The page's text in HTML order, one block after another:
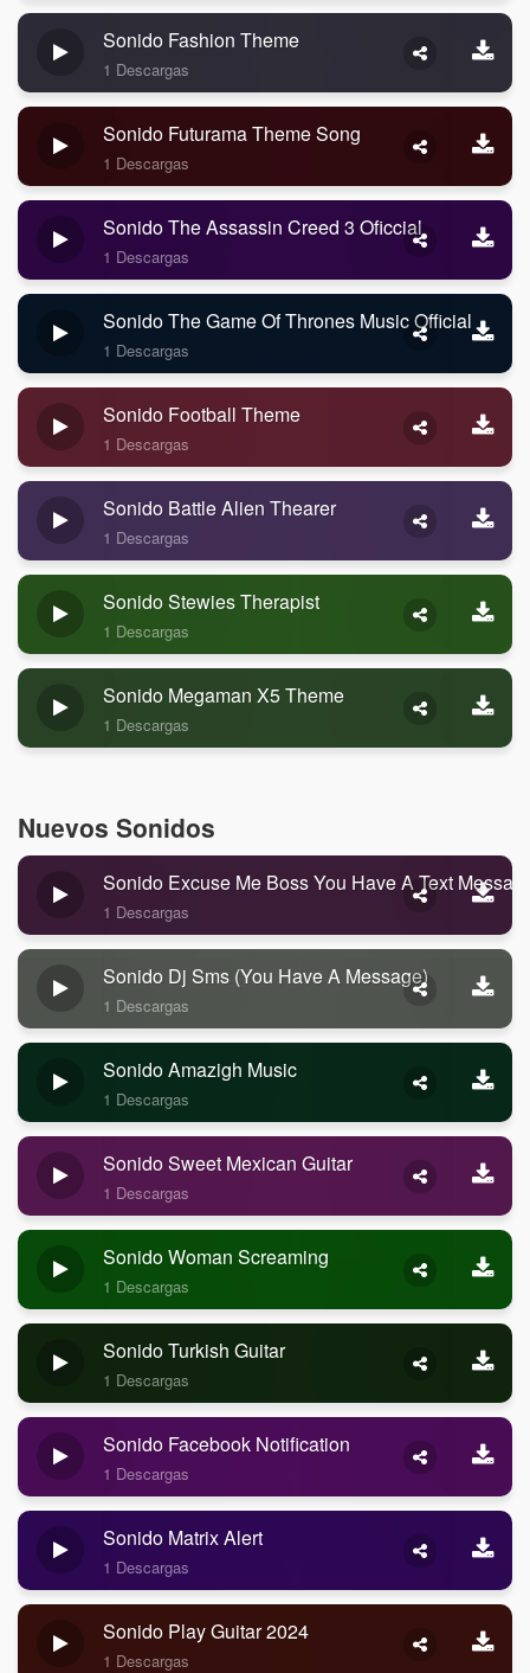
Sonido Fashion Theme
1 Descargas
Sonido Futurama Theme Song
1 Descargas
Sonido The Assassin Creed 3 Oficcial
1 Descargas
Sonido The Game Of Thrones Music Official
1 Descargas
Sonido Football Theme
1 Descargas
Sonido Battle Alien Thearer
1 Descargas
Sonido Stewies Therapist
1 Descargas
Sonido Megaman X5 Theme
1 Descargas
Nuevos Sonidos
Sonido Excuse Me Boss You Have A Text
1 Descargas
Sonido Dj Sms (you Have A Message)
1 Descargas
Sonido Amazigh Music
1 Descargas
Sonido Sweet Mexican Guitar
1 Descargas
Sonido Woman Screaming
1 Descargas
Sonido Turkish Guitar
1 Descargas
Sonido Facebook Notification
1 Descargas
Sonido Matrix Alert
1 Descargas
Sonido Play Guitar 2024
1 Descargas